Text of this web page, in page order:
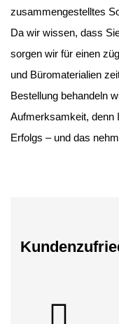
zusammengestelltes
Da wir wissen, dass
sorgen wir für einen
und Büromaterialien
Bestellung behandeln
Aufmerksamkeit, denn
Erfolgs – und das